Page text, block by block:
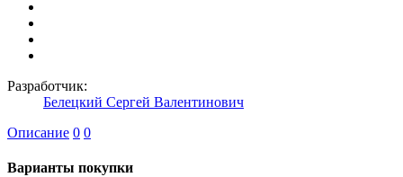
Разработчик:
Белецкий Сергей Валентинович
Описание 0 0
Варианты покупки